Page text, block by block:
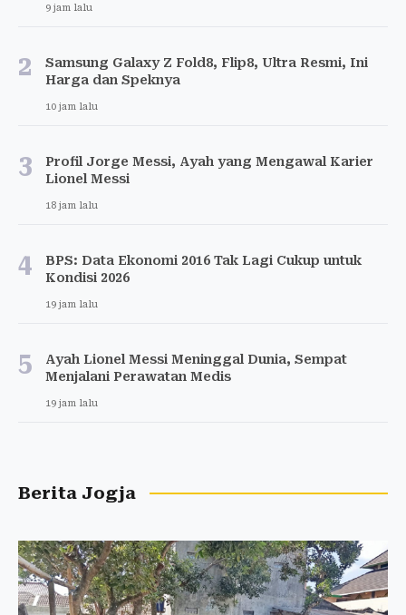
9 jam lalu
2
Samsung Galaxy Z Fold8, Flip8, Ultra Resmi, Ini
Harga dan Speknya
10 jam lalu
3
Profil Jorge Messi, Ayah yang Mengawal Karier
Lionel Messi
18 jam lalu
4
BPS: Data Ekonomi 2016 Tak Lagi Cukup untuk
Kondisi 2026
19 jam lalu
5
Ayah Lionel Messi Meninggal Dunia, Sempat
Menjalani Perawatan Medis
19 jam lalu
Berita Jogja